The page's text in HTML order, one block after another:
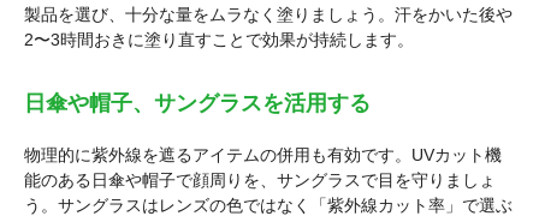
製品を選び、十分な量をムラなく塗りましょう。汗をかいた後や
2〜3時間おきに塗り直すことで効果が持続します。
日傘や帽子、サングラスを活用する
物理的に紫外線を遮るアイテムの併用も有効です。UVカット機
能のある日傘や帽子で顔周りを、サングラスで目を守りましょ
う。サングラスはレンズの色ではなく「紫外線カット率」で選ぶ